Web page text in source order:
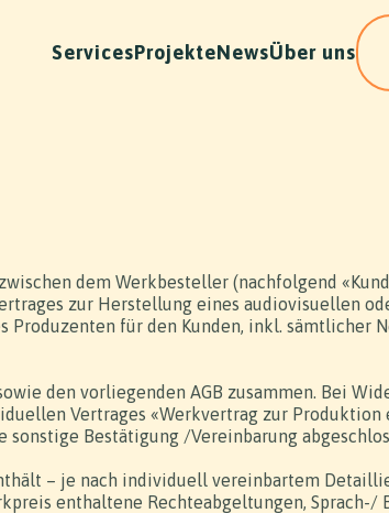
ServicesProjekteNewsÜber uns
dem Werkbesteller (nachfolgend
zur Herstellung eines audiovisuellen
für den Kunden, inkl. sämtlicher
den vorliegenden AGB zusammen. Bei
Vertrages «Werkvertrag zur
sonstige Bestätigung /Vereinbarung
– je nach individuell vereinbartem
enthaltene Rechteabgeltungen, Sprach-/